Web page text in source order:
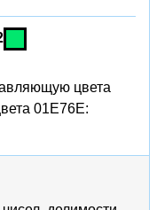
цвета
01E76E: